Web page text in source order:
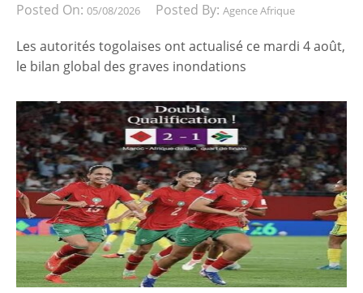
Posted On: 05/08/2026 Posted By: Agence Afrique
Les autorités togolaises ont actualisé ce mardi 4 août,
le bilan global des graves inondations